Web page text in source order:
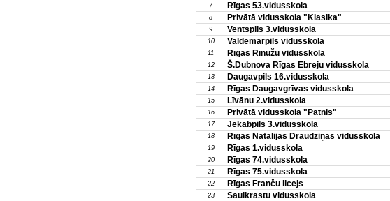
7 Rīgas 53.vidusskola
8 Privātā vidusskola "Klasika"
9 Ventspils 3.vidusskola
10 Valdemārpils vidusskola
11 Rīgas Rīnūžu vidusskola
12 Š.Dubnova Rīgas Ebreju vidusskola
13 Daugavpils 16.vidusskola
14 Rīgas Daugavgrīvas vidusskola
15 Līvānu 2.vidusskola
16 Privātā vidusskola "Patnis"
17 Jēkabpils 3.vidusskola
18 Rīgas Natālijas Draudziņas vidusskola
19 Rīgas 1.vidusskola
20 Rīgas 74.vidusskola
21 Rīgas 75.vidusskola
22 Rīgas Franču licejs
23 Saulkrastu vidusskola